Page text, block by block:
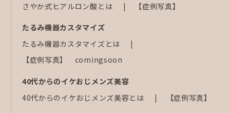
さやか式ヒアルロン酸とは
【症例写真】
たるみ機器カスタマイズ
たるみ機器カスタマイズとは
【症例写真】 comingsoon
40代からのイケおじメンズ美容
40代からのイケおじメンズ美容とは
【症例写真】